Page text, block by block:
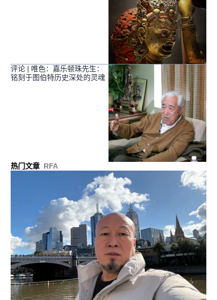
评论 | 唯色：嘉乐顿珠先生：
铭刻于图伯特历史深处的灵魂
热门文章 RFA